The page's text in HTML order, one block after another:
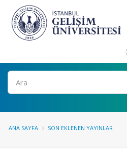
Ara
ANA SAYFA SON EKLENEN YAYINLAR